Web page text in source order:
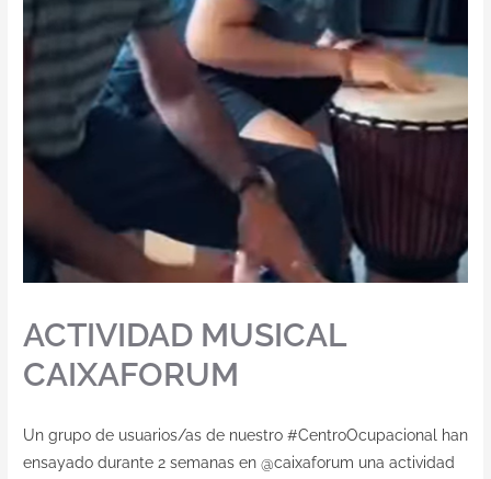
ACTIVIDAD MUSICAL
CAIXAFORUM
Un grupo de usuarios/as de nuestro #CentroOcupacional han
ensayado durante 2 semanas en @caixaforum una actividad